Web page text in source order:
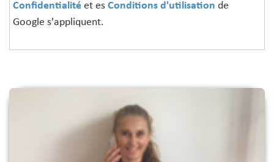
Confidentialité et es Conditions d'utilisation de
Google s'appliquent.